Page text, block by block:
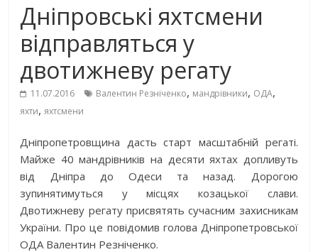
Дніпровські яхтсмени
відправляться у
двотижневу регату
11.07.2016 Валентин Резніченко, мандрівники, ОДА,
яхти, яхтсмени
Дніпропетровщина дасть старт масштабній регаті.
Майже 40 мандрівників на десяти яхтах допливуть
від Дніпра до Одеси та назад. Дорогою
зупинятимуться у місцях козацької слави.
Двотижневу регату присвятять сучасним захисникам
України. Про це повідомив голова Дніпропетровської
ОДА Валентин Резніченко.